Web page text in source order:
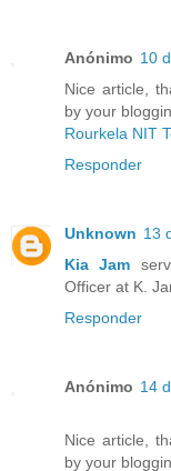
Anónimo 10
Nice article,
by your
Rourkela NIT
Responder
Unknown 13
Kia Jam
Officer at K.
Responder
Anónimo 14
Nice article,
by your